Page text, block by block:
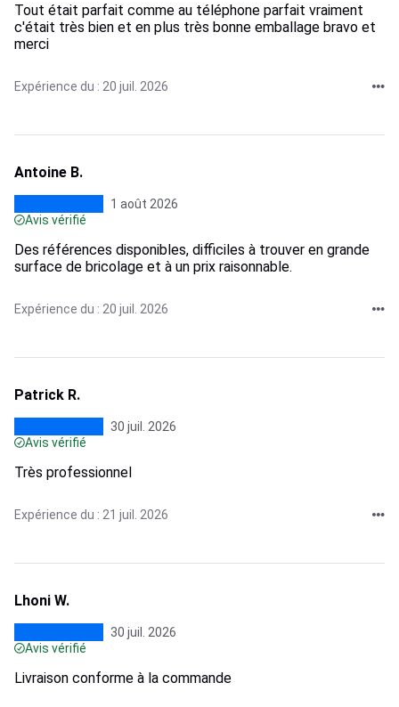
Tout était parfait comme au téléphone parfait vraiment
c'était très bien et en plus très bonne emballage bravo et
merci
Expérience du : 20 juil. 2026
Antoine B.
1 août 2026
Avis vérifié
Des références disponibles, difficiles à trouver en grande
surface de bricolage et à un prix raisonnable.
Expérience du : 20 juil. 2026
Patrick R.
30 juil. 2026
Avis vérifié
Très professionnel
Expérience du : 21 juil. 2026
Lhoni W.
30 juil. 2026
Avis vérifié
Livraison conforme à la commande